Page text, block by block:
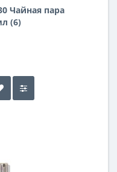
Чайная пара
(6)